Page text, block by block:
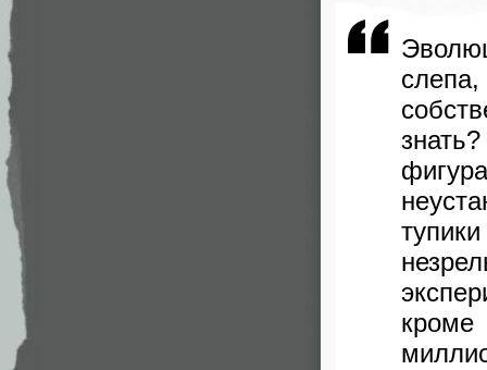
кроме